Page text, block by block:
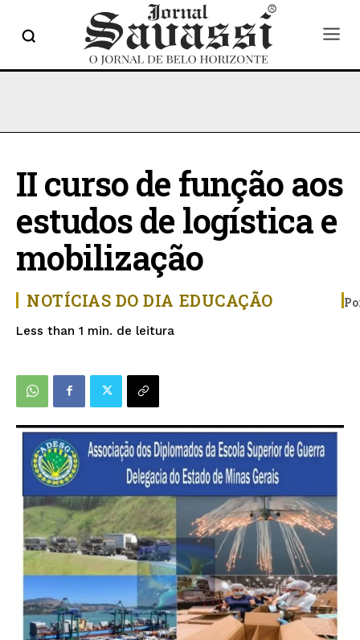
II curso de função aos
estudos de logística e
mobilização
NOTÍCIAS DO DIA EDUCAÇÃO
Less than 1 min. de leitura